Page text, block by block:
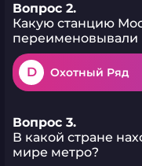
Вопрос 2.
Какую станцию
переименовывали
D Охотный Ряд
Вопрос 3.
В какой стране
мире метро?